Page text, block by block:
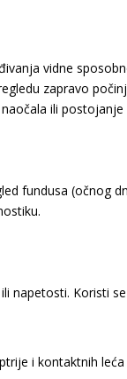
vidne
zapravo
ili postojanje
fundusa (očnog
napetosti. Koristi
i kontaktnih leća